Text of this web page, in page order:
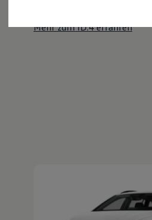
Entertainment und
Live Beratung
Mehr zum ID.4 erfahren